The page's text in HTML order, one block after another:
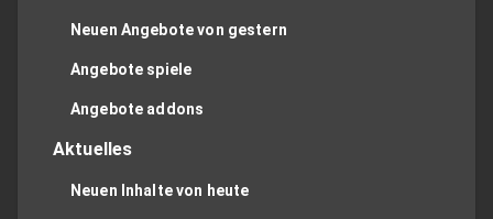
Neuen Angebote von gestern
Angebote spiele
Angebote addons
Aktuelles
Neuen Inhalte von heute